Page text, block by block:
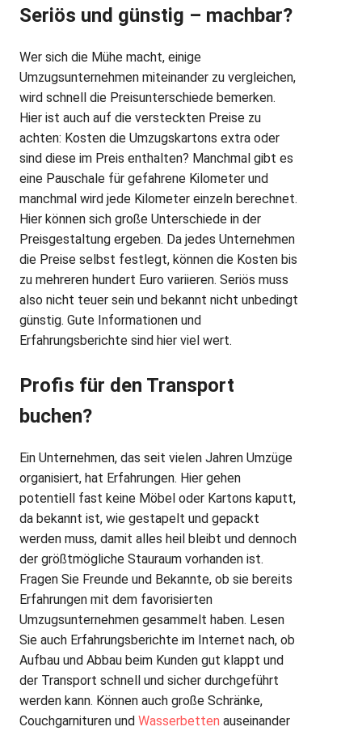
Seriös und günstig – machbar?
Wer sich die Mühe macht, einige
Umzugsunternehmen miteinander zu vergleichen,
wird schnell die Preisunterschiede bemerken.
Hier ist auch auf die versteckten Preise zu
achten: Kosten die Umzugskartons extra oder
sind diese im Preis enthalten? Manchmal gibt es
eine Pauschale für gefahrene Kilometer und
manchmal wird jede Kilometer einzeln berechnet.
Hier können sich große Unterschiede in der
Preisgestaltung ergeben. Da jedes Unternehmen
die Preise selbst festlegt, können die Kosten bis
zu mehreren hundert Euro variieren. Seriös muss
also nicht teuer sein und bekannt nicht unbedingt
günstig. Gute Informationen und
Erfahrungsberichte sind hier viel wert.
Profis für den Transport
buchen?
Ein Unternehmen, das seit vielen Jahren Umzüge
organisiert, hat Erfahrungen. Hier gehen
potentiell fast keine Möbel oder Kartons kaputt,
da bekannt ist, wie gestapelt und gepackt
werden muss, damit alles heil bleibt und dennoch
der größtmögliche Stauraum vorhanden ist.
Fragen Sie Freunde und Bekannte, ob sie bereits
Erfahrungen mit dem favorisierten
Umzugsunternehmen gesammelt haben. Lesen
Sie auch Erfahrungsberichte im Internet nach, ob
Aufbau und Abbau beim Kunden gut klappt und
der Transport schnell und sicher durchgeführt
werden kann. Können auch große Schränke,
Couchgarnituren und Wasserbetten auseinander